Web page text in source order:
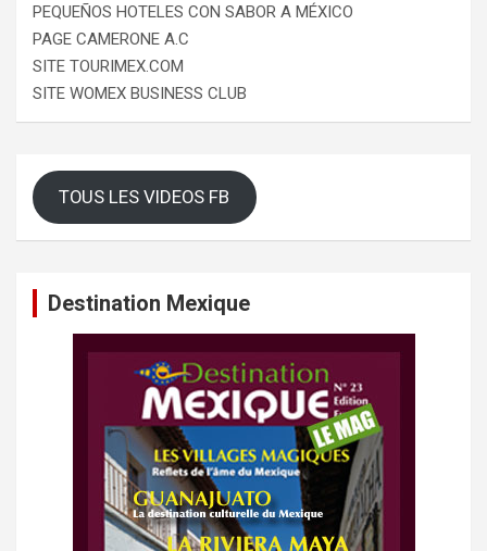
PEQUEÑOS HOTELES CON SABOR A MÉXICO
PAGE CAMERONE A.C
SITE TOURIMEX.COM
SITE WOMEX BUSINESS CLUB
TOUS LES VIDEOS FB
Destination Mexique